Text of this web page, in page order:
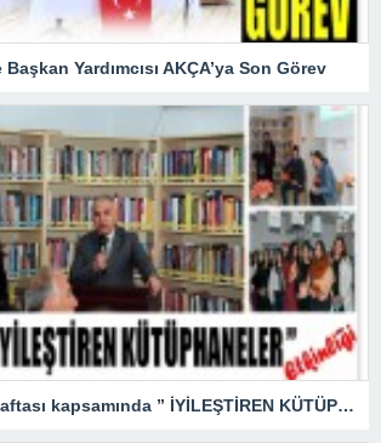
Yardımcısı AKÇA’ya Son Görev
62. Kütüphane Haftası kapsamında ” İYİLEŞTİREN KÜTÜPHANELER ” etkinliği düzenlendi.